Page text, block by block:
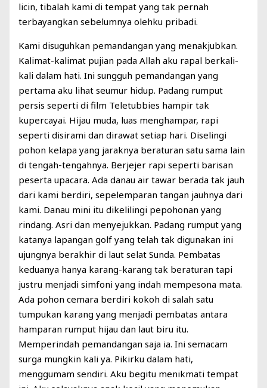
licin, tibalah kami di tempat yang tak pernah
terbayangkan sebelumnya olehku pribadi.
Kami disuguhkan pemandangan yang menakjubkan.
Kalimat-kalimat pujian pada Allah aku rapal berkali-
kali dalam hati. Ini sungguh pemandangan yang
pertama aku lihat seumur hidup. Padang rumput
persis seperti di film Teletubbies hampir tak
kupercayai. Hijau muda, luas menghampar, rapi
seperti disirami dan dirawat setiap hari. Diselingi
pohon kelapa yang jaraknya beraturan satu sama lain
di tengah-tengahnya. Berjejer rapi seperti barisan
peserta upacara. Ada danau air tawar berada tak jauh
dari kami berdiri, sepelemparan tangan jauhnya dari
kami. Danau mini itu dikelilingi pepohonan yang
rindang. Asri dan menyejukkan. Padang rumput yang
katanya lapangan golf yang telah tak digunakan ini
ujungnya berakhir di laut selat Sunda. Pembatas
keduanya hanya karang-karang tak beraturan tapi
justru menjadi simfoni yang indah mempesona mata.
Ada pohon cemara berdiri kokoh di salah satu
tumpukan karang yang menjadi pembatas antara
hamparan rumput hijau dan laut biru itu.
Memperindah pemandangan saja ia. Ini semacam
surga mungkin kali ya. Pikirku dalam hati,
menggumam sendiri. Aku begitu menikmati tempat